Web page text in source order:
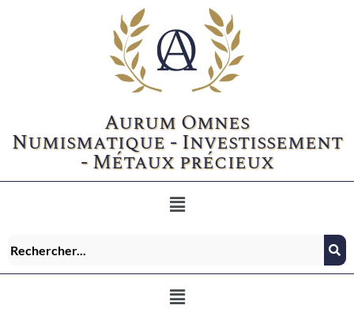
Aurum Omnes
Numismatique - Investissement
- Métaux précieux